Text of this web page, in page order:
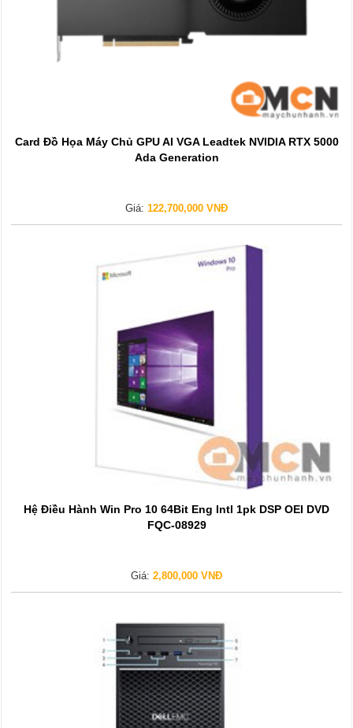
Card Đồ Họa Máy Chủ GPU AI VGA Leadtek NVIDIA RTX 5000
Ada Generation
Giá: 122,700,000 VNĐ
Hệ Điều Hành Win Pro 10 64Bit Eng Intl 1pk DSP OEI DVD
FQC-08929
Giá: 2,800,000 VNĐ